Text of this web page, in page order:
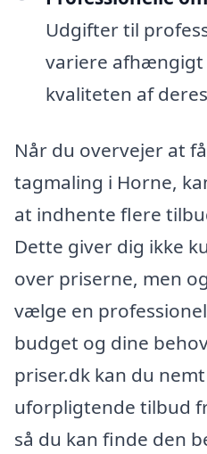
Udgifter til
variere afhængigt
kvaliteten af
Når du overvejer at
tagmaling i Horne,
at indhente flere
Dette giver dig ikke
over priserne, men
vælge en
budget og dine
priser.dk kan du
uforpligtende tilbud
så du kan finde den